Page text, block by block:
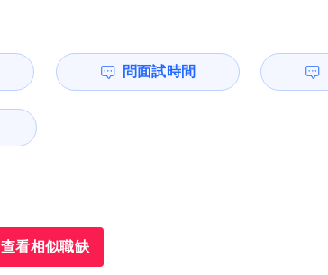
問面試時間
查看相似職缺